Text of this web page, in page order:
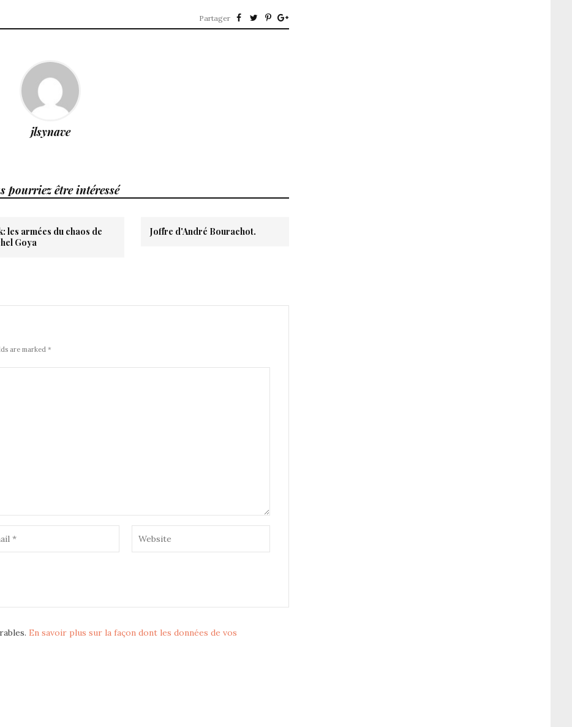
Partager
jlsynave
pourriez être intéressé
les armées du chaos de
Goya
Joffre d'André Bourachot.
are marked *
En savoir plus sur la façon dont les données de vos